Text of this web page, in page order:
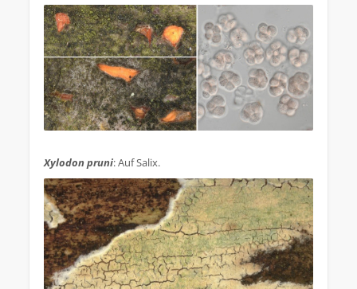
Xylodon pruni: Auf Salix.